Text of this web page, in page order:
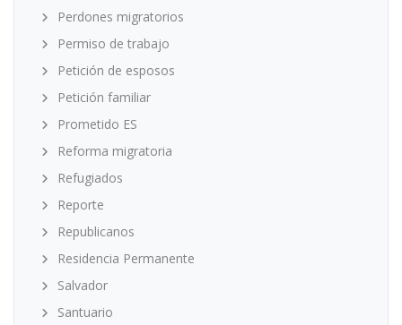
Perdones migratorios
Permiso de trabajo
Petición de esposos
Petición familiar
Prometido ES
Reforma migratoria
Refugiados
Reporte
Republicanos
Residencia Permanente
Salvador
Santuario